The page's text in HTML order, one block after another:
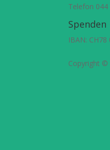
Telefon 044
Spenden
IBAN:
Copyright ©